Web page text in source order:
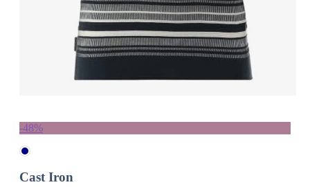
-48%
Cast Iron